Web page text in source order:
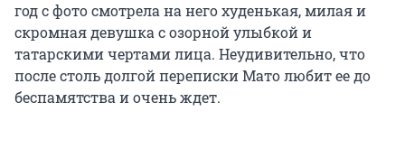
год с фото смотрела на него худенькая, милая и
скромная девушка с озорной улыбкой и
татарскими чертами лица. Неудивительно, что
после столь долгой переписки Мато любит ее до
беспамятства и очень ждет.